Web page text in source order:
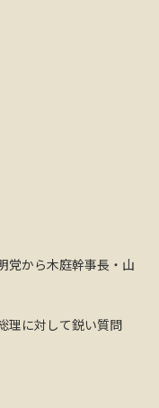
党から木庭幹事長・山
理に対して鋭い質問